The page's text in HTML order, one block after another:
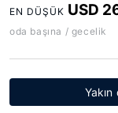
EN DÜŞÜK USD
oda başına / gecelik